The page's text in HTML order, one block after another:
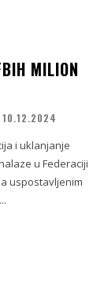
MILION
10.12.2024
i uklanjanje
u Federaciji
uspostavljenim